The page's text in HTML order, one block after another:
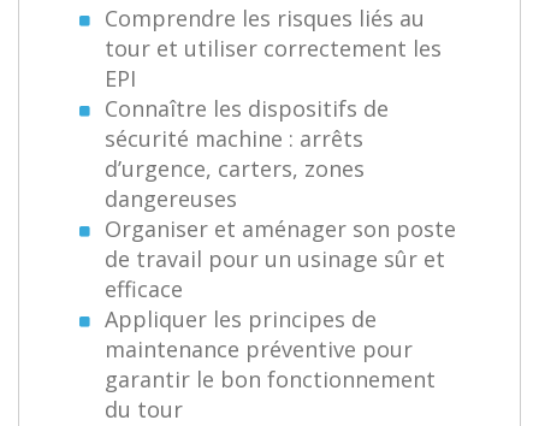
Comprendre les risques liés au
tour et utiliser correctement les
EPI
Connaître les dispositifs de
sécurité machine : arrêts
d’urgence, carters, zones
dangereuses
Organiser et aménager son poste
de travail pour un usinage sûr et
efficace
Appliquer les principes de
maintenance préventive pour
garantir le bon fonctionnement
du tour